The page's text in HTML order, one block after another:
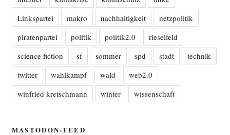
Linkspartei
makro nachhaltigkeit
netzpolitik
piratenpartei
politik politik2.0
rieselfeld
science fiction
sf sommer spd stadt
technik
twitter
wahlkampf wald
web2.0
winfried kretschmann
winter wissenschaft
MASTODON-FEED